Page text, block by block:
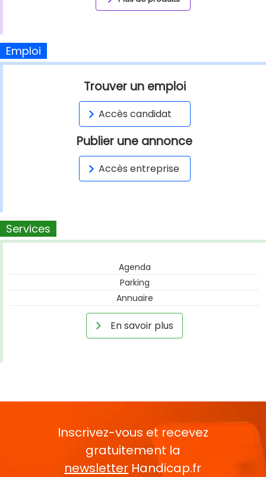
Emploi
Trouver un emploi
Accès candidat
Publier une annonce
Accès entreprise
Services
Agenda
Parking
Annuaire
En savoir plus
Inscrivez-vous et recevez
gratuitement la
newsletter Handicap.fr